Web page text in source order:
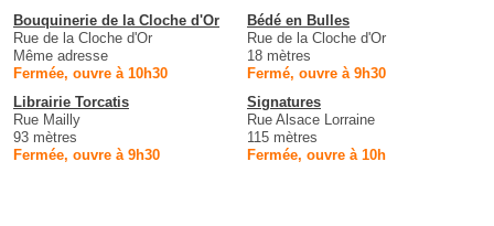
Bouquinerie de la Cloche d'Or
Rue de la Cloche d'Or
Même adresse
Fermée, ouvre à 10h30
Bédé en Bulles
Rue de la Cloche d'Or
18 mètres
Fermé, ouvre à 9h30
Librairie Torcatis
Rue Mailly
93 mètres
Fermée, ouvre à 9h30
Signatures
Rue Alsace Lorraine
115 mètres
Fermée, ouvre à 10h